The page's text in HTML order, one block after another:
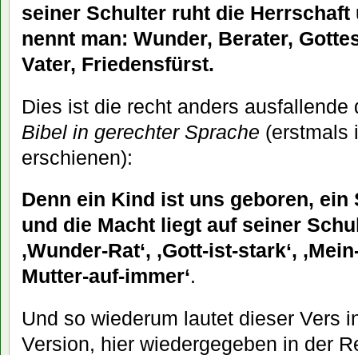
seiner Schulter ruht die Herrschaft
nennt man: Wunder, Berater,
Vater, Friedensfürst.
Dies ist die recht anders ausfallende
Bibel in gerechter Sprache (erstmals
erschienen):
Denn ein Kind ist uns geboren, ein
und die Macht liegt auf seiner
‚Wunder-Rat‘, ‚Gott-ist-stark‘,
Mutter-auf-immer‘.
Und so wiederum lautet dieser Vers
Version, hier wiedergegeben in der